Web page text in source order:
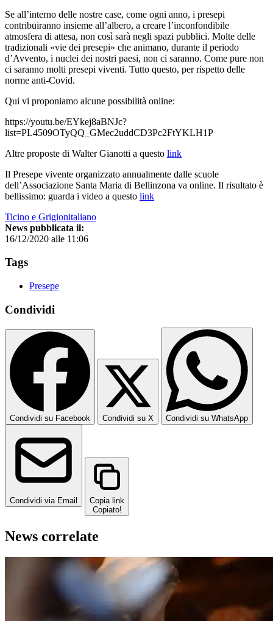
Se all’interno delle nostre case, come ogni anno, i presepi
contribuiranno insieme all’albero, a creare l’inconfondibile
atmosfera di attesa, non così sarà negli spazi pubblici. Molte delle
tradizionali «vie dei presepi» che animano, durante il periodo
d’Avvento, i nuclei dei nostri paesi, non ci saranno. Come pure non
ci saranno molti presepi viventi. Tutto questo, per rispetto delle
norme anti-Covid.
Qui vi proponiamo alcune possibilità online:
https://youtu.be/EYkej8aBNJc?
list=PL4509OTyQQ_GMec2uddCD3Pc2FtYKLH1P
Altre proposte di Walter Gianotti a questo link
Il Presepe vivente organizzato annualmente dalle scuole
dell’Associazione Santa Maria di Bellinzona va online. Il risultato è
bellissimo: guarda i video a questo link
Ticino e Grigionitaliano
News pubblicata il:
16/12/2020 alle 11:06
Tags
Presepe
Condividi
Condividi su Facebook Condividi su X Condividi su WhatsApp
Condividi via Email
Copia link
Copiato!
News correlate